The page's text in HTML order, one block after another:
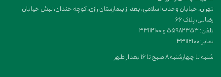
تهران، خیابان وحدت اسلامی، بعد از بیمارستان رازی، کوچه خندان، نبش خیابان
رضایی، پلاک ۶۶
تلفن: 55982353 و 33112100
نمابر: 33112100
شنبه تا چهارشنبه 8 صبح تا 16 بعداز ظهر